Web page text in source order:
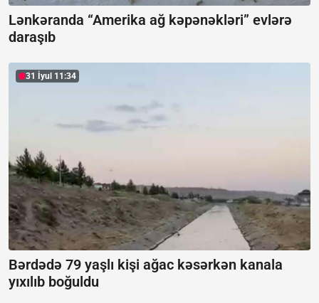
Lənkəranda “Amerika ağ kəpənəkləri” evlərə
daraşıb
31 İyul 11:34
Bərdədə 79 yaşlı kişi ağac kəsərkən kanala
yıxılıb boğuldu